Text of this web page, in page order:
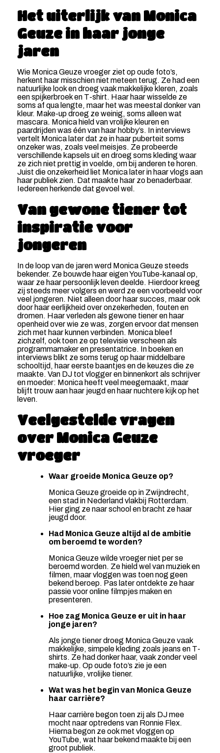
Het uiterlijk van Monica
Geuze in haar jonge
jaren
Wie Monica Geuze vroeger ziet op oude foto’s,
herkent haar misschien niet meteen terug. Ze had een
natuurlijke look en droeg vaak makkelijke kleren, zoals
een spijkerbroek en T-shirt. Haar haar wisselde ze
soms af qua lengte, maar het was meestal donker van
kleur. Make-up droeg ze weinig, soms alleen wat
mascara. Monica hield van vrolijke kleuren en
paardrijden was één van haar hobby’s. In interviews
vertelt Monica later dat ze in haar puberteit soms
onzeker was, zoals veel meisjes. Ze probeerde
verschillende kapsels uit en droeg soms kleding waar
ze zich niet prettig in voelde, om bij anderen te horen.
Juist die onzekerheid liet Monica later in haar vlogs aan
haar publiek zien. Dat maakte haar zo benaderbaar.
Iedereen herkende dat gevoel wel.
Van gewone tiener tot
inspiratie voor
jongeren
In de loop van de jaren werd Monica Geuze steeds
bekender. Ze bouwde haar eigen YouTube-kanaal op,
waar ze haar persoonlijk leven deelde. Hierdoor kreeg
zij steeds meer volgers en werd ze een voorbeeld voor
veel jongeren. Niet alleen door haar succes, maar ook
door haar eerlijkheid over onzekerheden, fouten en
dromen. Haar verleden als gewone tiener en haar
openheid over wie ze was, zorgen ervoor dat mensen
zich met haar kunnen verbinden. Monica bleef
zichzelf, ook toen ze op televisie verscheen als
programmamaker en presentatrice. In boeken en
interviews blikt ze soms terug op haar middelbare
schooltijd, haar eerste baantjes en de keuzes die ze
maakte. Van DJ tot vlogger en binnenkort als schrijver
en moeder: Monica heeft veel meegemaakt, maar
blijft trouw aan haar jeugd en haar nuchtere kijk op het
leven.
Veelgestelde vragen
over Monica Geuze
vroeger
Waar groeide Monica Geuze op?
Monica Geuze groeide op in Zwijndrecht,
een stad in Nederland vlakbij Rotterdam.
Hier ging ze naar school en bracht ze haar
jeugd door.
Had Monica Geuze altijd al de ambitie
om beroemd te worden?
Monica Geuze wilde vroeger niet per se
beroemd worden. Ze hield wel van muziek en
filmen, maar vloggen was toen nog geen
bekend beroep. Pas later ontdekte ze haar
passie voor online filmpjes maken en
presenteren.
Hoe zag Monica Geuze er uit in haar
jonge jaren?
Als jonge tiener droeg Monica Geuze vaak
makkelijke, simpele kleding zoals jeans en T-
shirts. Ze had donker haar, vaak zonder veel
make-up. Op oude foto’s zie je een
natuurlijke, vrolijke tiener.
Wat was het begin van Monica Geuze
haar carrière?
Haar carrière begon toen zij als DJ mee
mocht naar optredens van Ronnie Flex.
Hierna begon ze ook met vloggen op
YouTube, wat haar bekend maakte bij een
groot publiek.